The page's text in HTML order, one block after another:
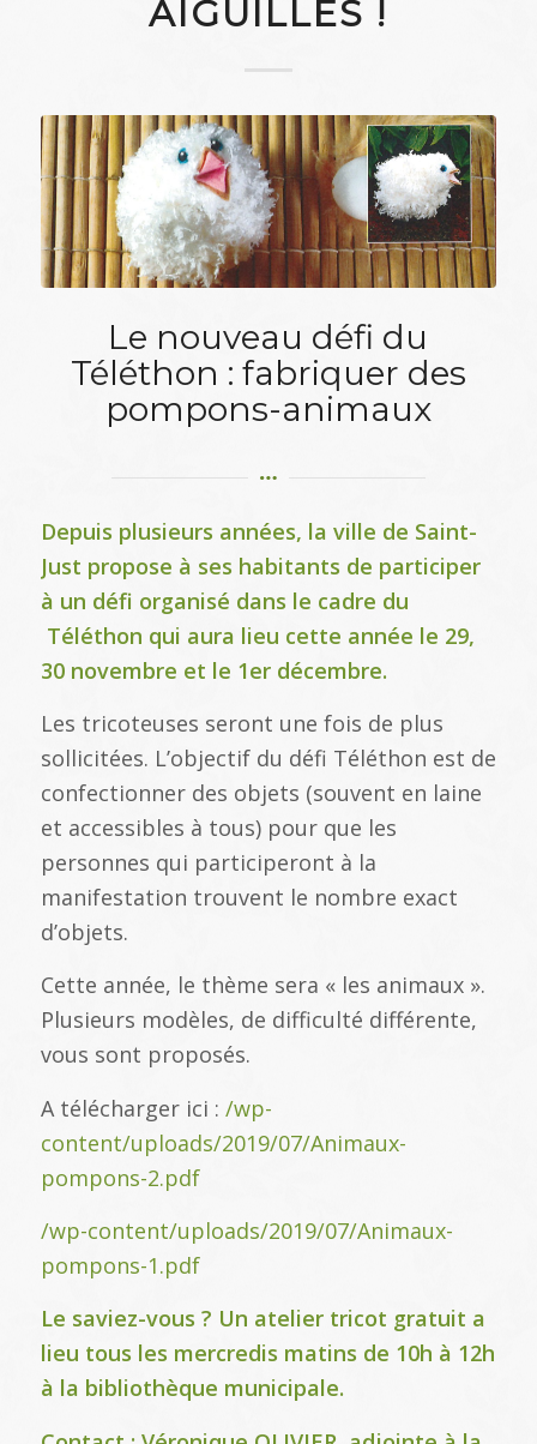
AIGUILLES !
Le nouveau défi du
Téléthon : fabriquer des
pompons-animaux
Depuis plusieurs années, la ville de Saint-
Just propose à ses habitants de participer
à un défi organisé dans le cadre du
Téléthon qui aura lieu cette année le 29,
30 novembre et le 1er décembre.
Les tricoteuses seront une fois de plus
sollicitées. L’objectif du défi Téléthon est de
confectionner des objets (souvent en laine
et accessibles à tous) pour que les
personnes qui participeront à la
manifestation trouvent le nombre exact
d’objets.
Cette année, le thème sera « les animaux ».
Plusieurs modèles, de difficulté différente,
vous sont proposés.
A télécharger ici : /wp-
content/uploads/2019/07/Animaux-
pompons-2.pdf
/wp-content/uploads/2019/07/Animaux-
pompons-1.pdf
Le saviez-vous ? Un atelier tricot gratuit a
lieu tous les mercredis matins de 10h à 12h
à la bibliothèque municipale.